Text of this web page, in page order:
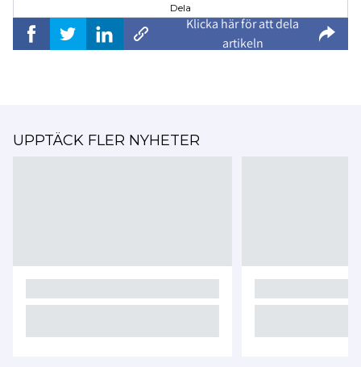
Dela
Klicka här för att dela
artikeln
UPPTÄCK FLER NYHETER